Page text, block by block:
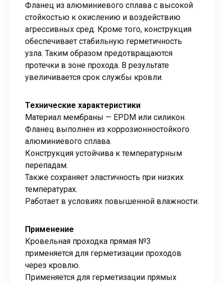
Фланец из алюминиевого сплава с высокой
стойкостью к окислению и воздействию
агрессивных сред. Кроме того, конструкция
обеспечивает стабильную герметичность
узла. Таким образом предотвращаются
протечки в зоне прохода. В результате
увеличивается срок службы кровли.
Технические характеристики
Материал мембраны — EPDM или силикон.
Фланец выполнен из коррозионностойкого
алюминиевого сплава.
Конструкция устойчива к температурным
перепадам.
Также сохраняет эластичность при низких
температурах.
Работает в условиях повышенной влажности.
Применение
Кровельная проходка прямая №3
применяется для герметизации проходов
через кровлю.
Применяется для герметизации прямых